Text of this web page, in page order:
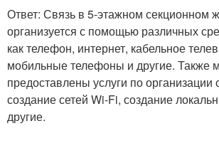
Ответ: Связь в 5-этажном секционном
организуется с помощью различных
как телефон, интернет, кабельное
мобильные телефоны и другие. Также
предоставлены услуги по организации
создание сетей Wi-Fi, создание
другие.